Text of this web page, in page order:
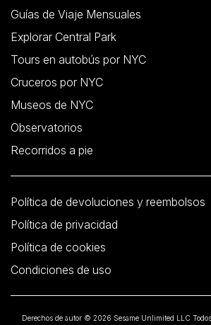
Guías de Viaje Mensuales
Explorar Central Park
Tours en autobús por NYC
Cruceros por NYC
Museos de NYC
Observatorios
Recorridos a pie
Política de devoluciones y reembolsos
Política de privacidad
Política de cookies
Condiciones de uso
Derechos de autor © 2026 Sesame Unlimited LLC Todos